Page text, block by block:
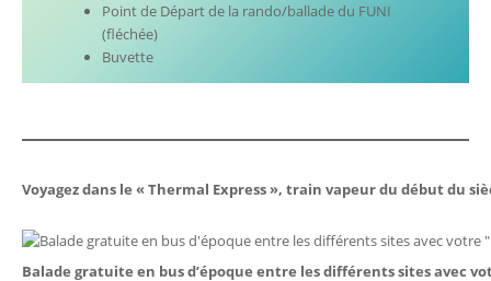
Point de Départ de la rando/ballade du FUNI
(fléchée)
Buvette
Voyagez dans le « Thermal Express », train vapeur du début du
Balade gratuite en bus d’époque entre les différents sites avec